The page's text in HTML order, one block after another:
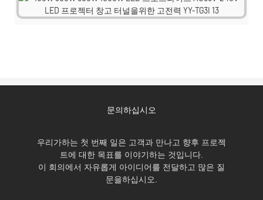
문의하십시오
우리가하는 첫 번째 일은 고객과 만나고 향후 프로젝
트에 대한 목표를 이야기하는 것입니다.
이 회의에서 자유롭게 아이디어를 전달하고 많은 질
문을하십시오.